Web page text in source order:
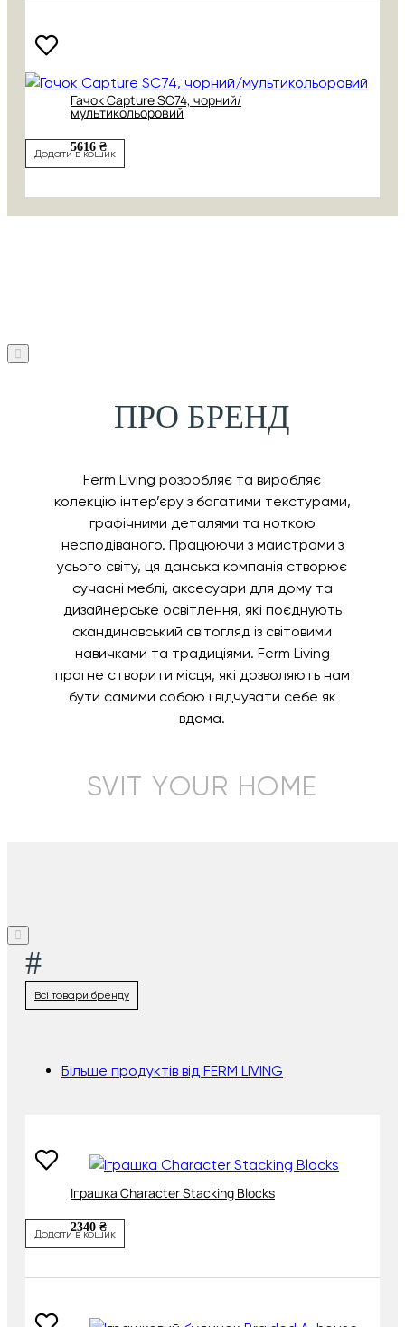
Гачок Capture SC74, чорний/
мультикольоровий
5616 ₴
Додати в кошик
ПРО БРЕНД
Ferm Living розробляє та виробляє
колекцію інтер’єру з багатими текстурами,
графічними деталями та ноткою
несподіваного. Працюючи з майстрами з
усього світу, ця данська компанія створює
сучасні меблі, аксесуари для дому та
дизайнерське освітлення, які поєднують
скандинавський світогляд із світовими
навичками та традиціями. Ferm Living
прагне створити місця, які дозволяють нам
бути самими собою і відчувати себе як
вдома.
SVIT YOUR HOME
#
Всі товари бренду
Більше продуктів від FERM LIVING
Іграшка Character Stacking Blocks
2340 ₴
Додати в кошик